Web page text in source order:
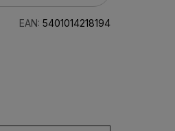
EAN: 5401014218194